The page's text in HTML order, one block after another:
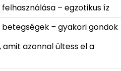
– egzotikus íz
betegségek – gyakori gondok
amit azonnal ültess el a